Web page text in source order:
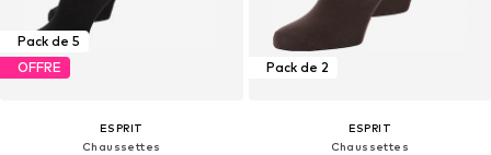
Pack de 5
OFFRE
ESPRIT
Chaussettes
Pack de 2
ESPRIT
Chaussettes